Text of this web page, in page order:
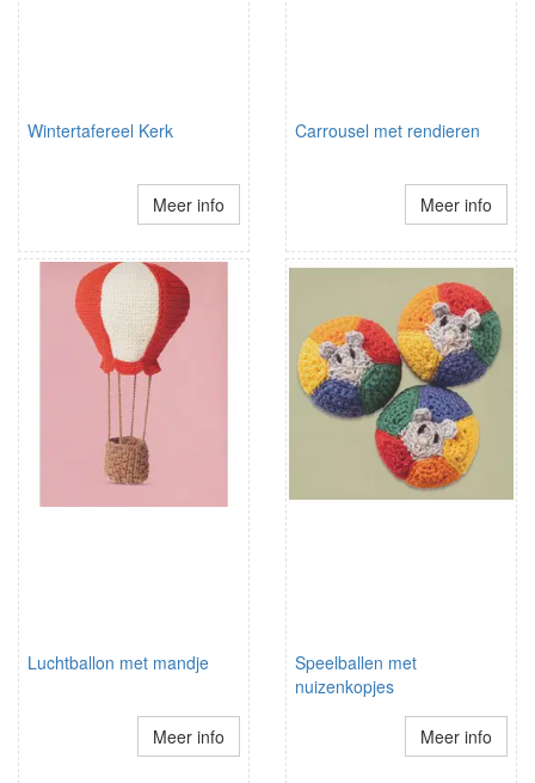
Wintertafereel Kerk
Meer info
Carrousel met rendieren
Meer info
Luchtballon met mandje
Meer info
Speelballen met
nuizenkopjes
Meer info